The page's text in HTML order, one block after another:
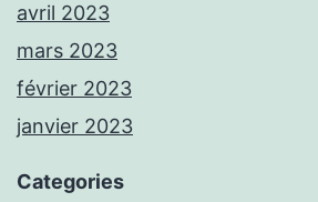
avril 2023
mars 2023
février 2023
janvier 2023
Categories